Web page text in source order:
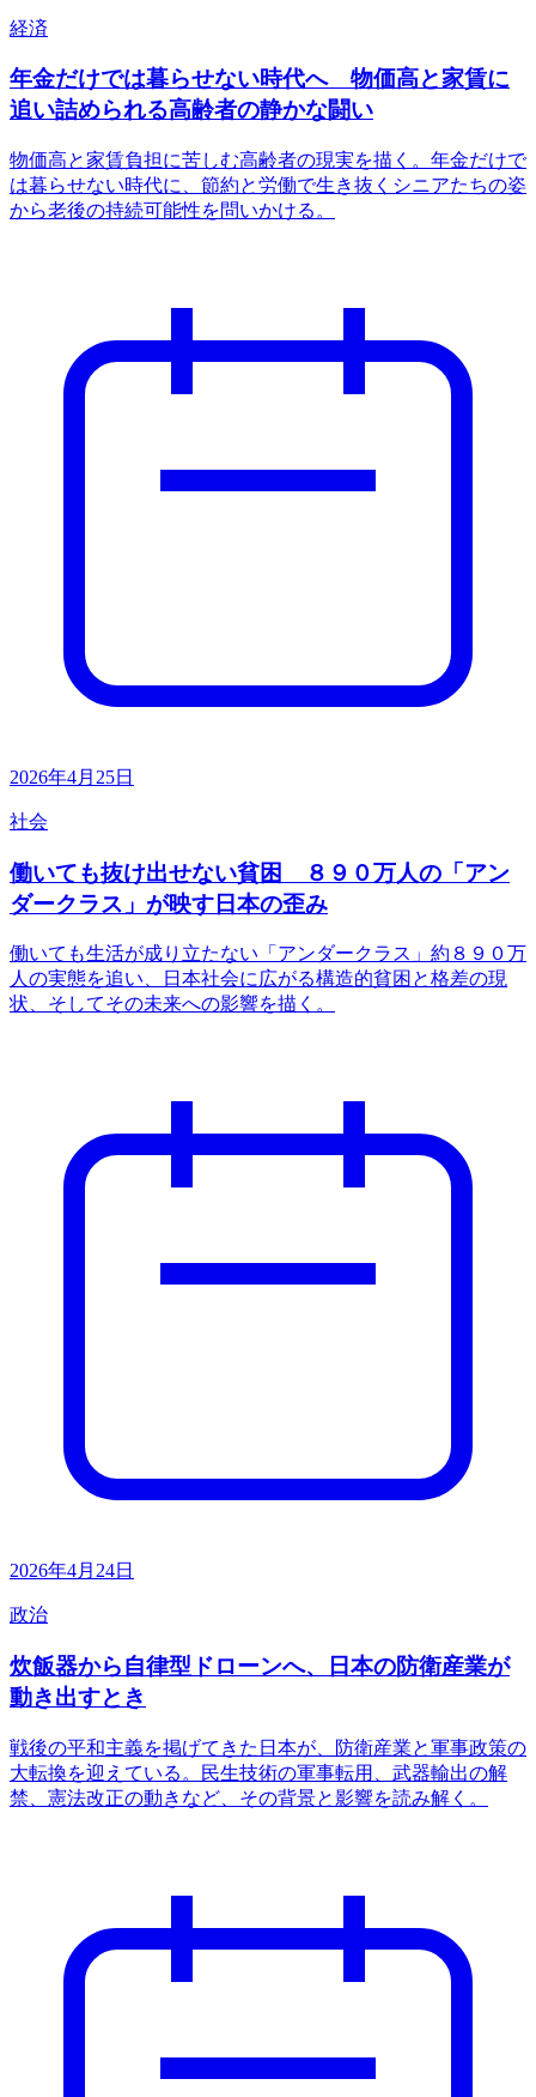
経済
年金だけでは暮らせない時代へ 物価高と家賃に
追い詰められる高齢者の静かな闘い
物価高と家賃負担に苦しむ高齢者の現実を描く。年金だけで
は暮らせない時代に、節約と労働で生き抜くシニアたちの姿
から老後の持続可能性を問いかける。
2026年4月25日
社会
働いても抜け出せない貧困 ８９０万人の「アン
ダークラス」が映す日本の歪み
働いても生活が成り立たない「アンダークラス」約８９０万
人の実態を追い、日本社会に広がる構造的貧困と格差の現
状、そしてその未来への影響を描く。
2026年4月24日
政治
炊飯器から自律型ドローンへ、日本の防衛産業が
動き出すとき
戦後の平和主義を掲げてきた日本が、防衛産業と軍事政策の
大転換を迎えている。民生技術の軍事転用、武器輸出の解
禁、憲法改正の動きなど、その背景と影響を読み解く。